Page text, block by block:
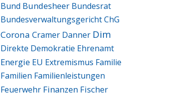
Bund Bundesheer Bundesrat
BundesverwaltungsgerichtChG
Corona Cramer Danner Dim
Direkte Demokratie Ehrenamt
Energie EU Extremismus Familie
Familien Familienleistungen
Feuerwehr Finanzen Fischer